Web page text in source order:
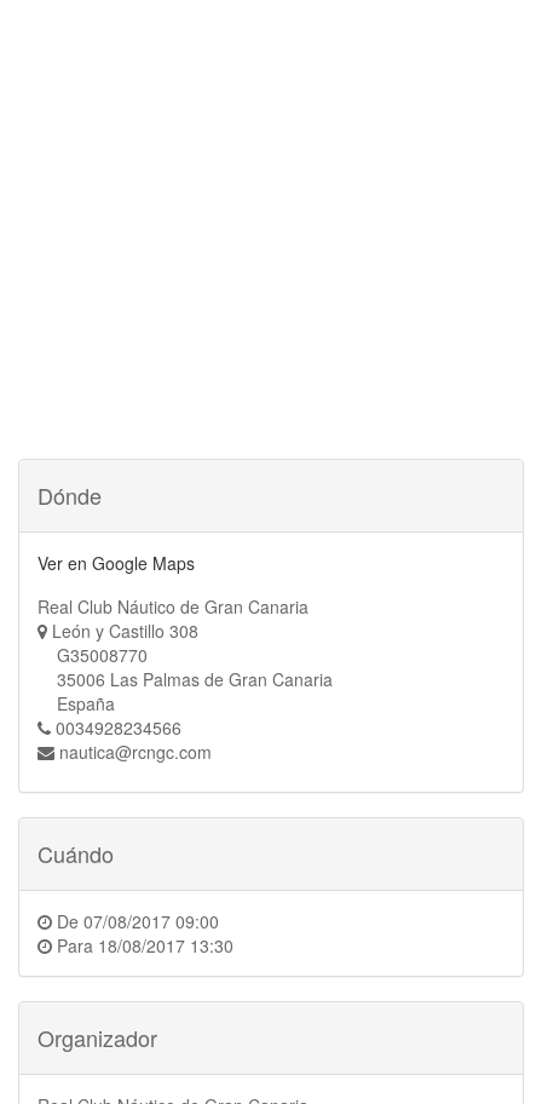
Dónde
Ver en Google Maps
Real Club Náutico de Gran Canaria
León y Castillo 308
G35008770
35006 Las Palmas de Gran Canaria
España
0034928234566
nautica@rcngc.com
Cuándo
De 07/08/2017 09:00
Para 18/08/2017 13:30
Organizador